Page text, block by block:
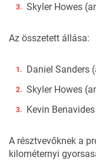
Skyler Howes
Az összetett állása:
Daniel Sanders
Skyler Howes
Kevin
A résztvevőknek a
kilométernyi